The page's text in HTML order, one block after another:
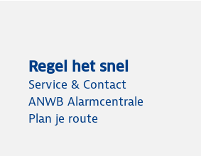
Regel het snel
Service & Contact
ANWB Alarmcentrale
Plan je route